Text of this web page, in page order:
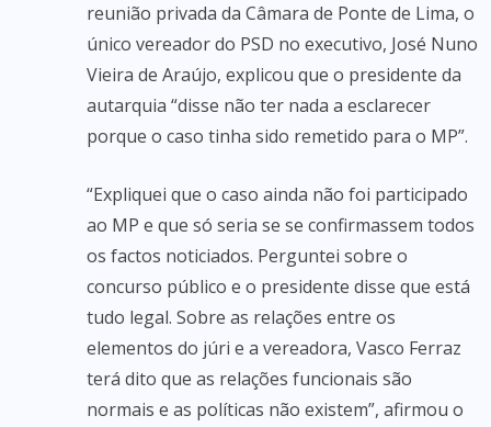
reunião privada da Câmara de Ponte de Lima, o
único vereador do PSD no executivo, José Nuno
Vieira de Araújo, explicou que o presidente da
autarquia “disse não ter nada a esclarecer
porque o caso tinha sido remetido para o MP”.
“Expliquei que o caso ainda não foi participado
ao MP e que só seria se se confirmassem todos
os factos noticiados. Perguntei sobre o
concurso público e o presidente disse que está
tudo legal. Sobre as relações entre os
elementos do júri e a vereadora, Vasco Ferraz
terá dito que as relações funcionais são
normais e as políticas não existem”, afirmou o